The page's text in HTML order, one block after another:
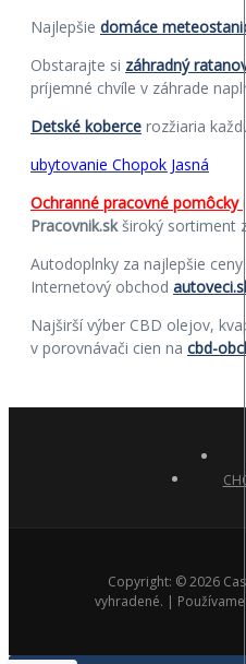
Najlepšie domáce
Obstarajte si záhradný
príjemné chvíle v záhrade
Detské koberce rozžiaria
ubytovanie Chopok Jasná
Ochranné pracovné pomôcky
Pracovnik.skširoký sortiment
Autodoplnky za najlepšie
Internetový obchod
Najširší výber CBD olejov,
v porovnávači cien na cbd-
Copyright: © 2026
vyhradené. | Používame